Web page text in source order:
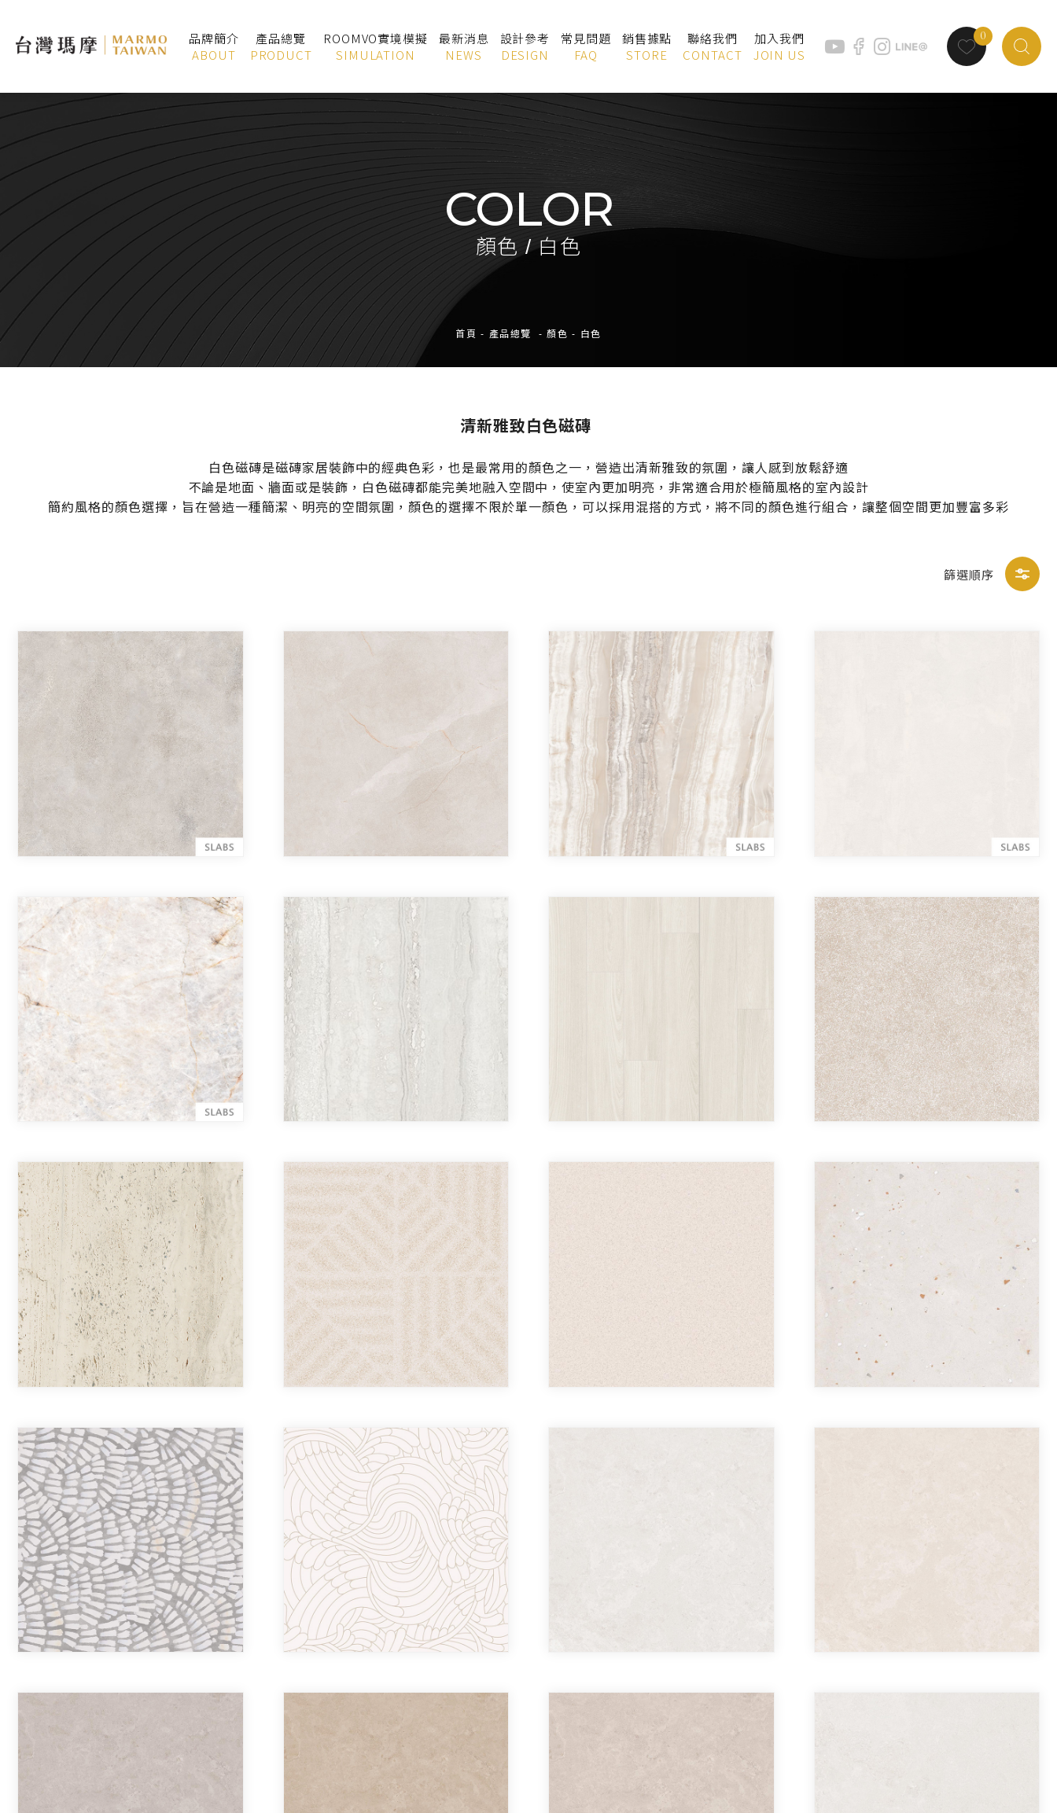
品牌簡介
ABOUT
產品總覽
PRODUCT
ROOMVO實境模擬
SIMULATION
最新消息
NEWS
設計參考
DESIGN
常見問題
FAQ
銷售據點
STORE
聯絡我們
CONTACT
加入我們
JOIN US
0
COLOR
顏色 / 白色
首頁 - 產品總覽 - 顏色 - 白色
清新雅致白色磁磚
白色磁磚是磁磚家居裝飾中的經典色彩，也是最常用的顏色之一，營造出清新雅致的氛圍，讓人感到放鬆舒適
不論是地面、牆面或是裝飾，白色磁磚都能完美地融入空間中，使室內更加明亮，非常適合用於極簡風格的室內設計
簡約風格的顏色選擇，旨在營造一種簡潔、明亮的空間氛圍，顏色的選擇不限於單一顏色，可以採用混搭的方式，將不同的顏色進行組合，讓整個空間更加豐富多彩
篩選順序